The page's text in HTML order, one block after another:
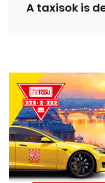
A taxisok is